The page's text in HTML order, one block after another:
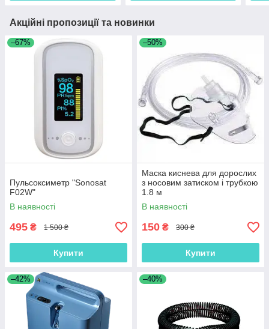
Акційні пропозиції та новинки
–67%
Пульсоксиметр "Sonosat
F02W"
В наявності
495 ₴ 1 500 ₴
Купити
–50%
Маска киснева для дорослих
з носовим затиском і трубкою
1.8 м
В наявності
150 ₴ 300 ₴
Купити
–42% –40%